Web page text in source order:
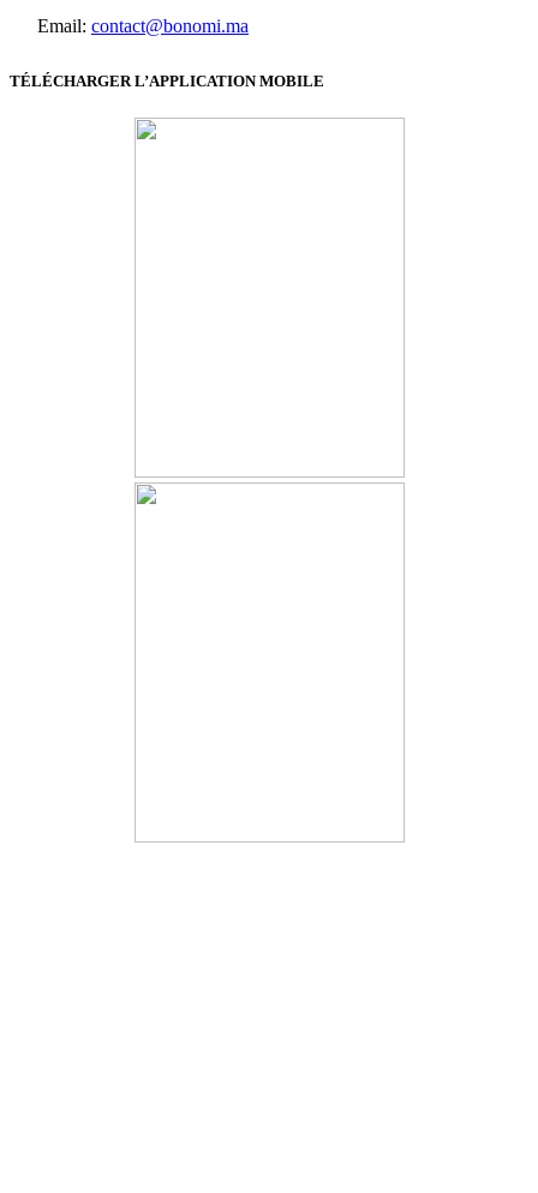
Email: contact@bonomi.ma
TÉLÉCHARGER L’APPLICATION MOBILE